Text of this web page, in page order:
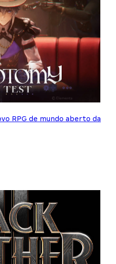
RPG de mundo aberto da